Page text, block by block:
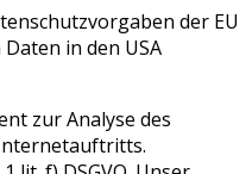
der EU
in den USA
zur Analyse des